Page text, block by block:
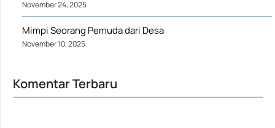
November 24, 2025
Mimpi Seorang Pemuda dari Desa
November 10, 2025
Komentar Terbaru